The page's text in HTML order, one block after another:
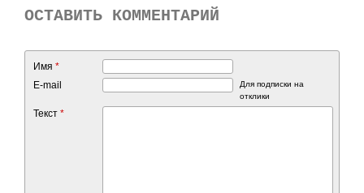
ОСТАВИТЬ КОММЕНТАРИЙ
Имя *
E-mail
Для подписки на
отклики
Текст *